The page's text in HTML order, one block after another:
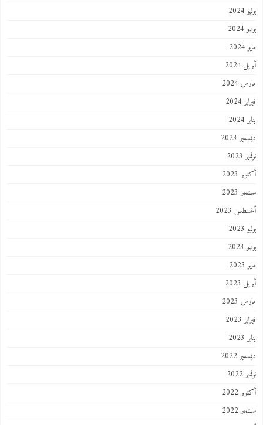
يوليو 2024
يونيو 2024
مايو 2024
أبريل 2024
مارس 2024
فبراير 2024
يناير 2024
ديسمبر 2023
نوفمبر 2023
أكتوبر 2023
سبتمبر 2023
أغسطس 2023
يوليو 2023
يونيو 2023
مايو 2023
أبريل 2023
مارس 2023
فبراير 2023
يناير 2023
ديسمبر 2022
نوفمبر 2022
أكتوبر 2022
سبتمبر 2022